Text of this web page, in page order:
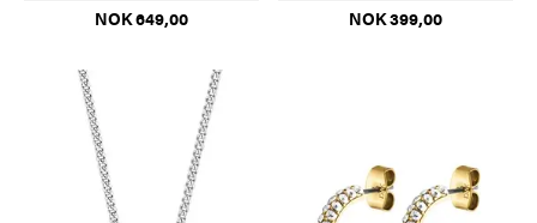
NOK 649,00 NOK 399,00